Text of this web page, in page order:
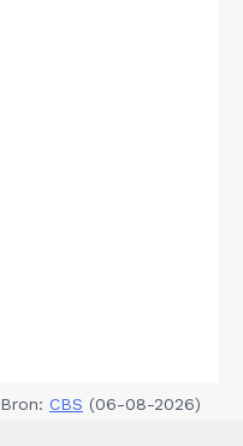
Bron: CBS (06-08-2026)